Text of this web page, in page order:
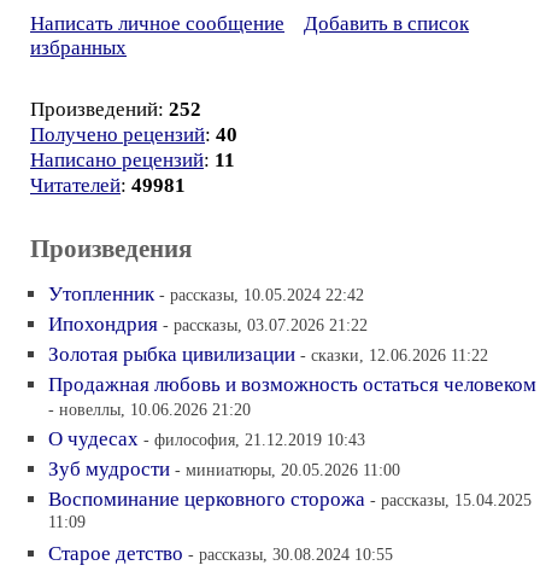
Написать личное сообщение
Добавить в список
избранных
Произведений: 252
Получено рецензий: 40
Написано рецензий: 11
Читателей: 49981
Произведения
Утопленник - рассказы, 10.05.2024 22:42
Ипохондрия - рассказы, 03.07.2026 21:22
Золотая рыбка цивилизации - сказки, 12.06.2026 11:22
Продажная любовь и возможность остаться человеком
- новеллы, 10.06.2026 21:20
О чудесах - философия, 21.12.2019 10:43
Зуб мудрости - миниатюры, 20.05.2026 11:00
Воспоминание церковного сторожа - рассказы, 15.04.2025
11:09
Старое детство - рассказы, 30.08.2024 10:55